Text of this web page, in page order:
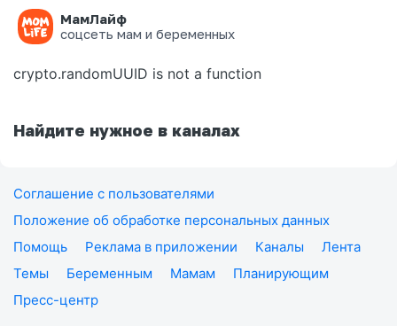
МамЛайф
соцсеть мам и беременных
Ошибка на странице
crypto.randomUUID is not a function
Найдите нужное в каналах
Соглашение с пользователями
Положение об обработке персональных данных
Помощь
Реклама в приложении Каналы
Лента
Темы
Беременным Мамам
Планирующим
Пресс-центр